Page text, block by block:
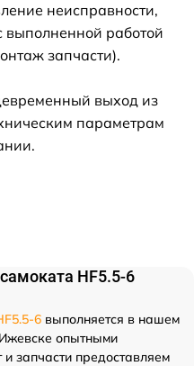
неисправности,
выполненной работой
запчасти).
выход из
параметрам
HF5.5-6
6 выполняется в нашем
опытными
запчасти предоставляем